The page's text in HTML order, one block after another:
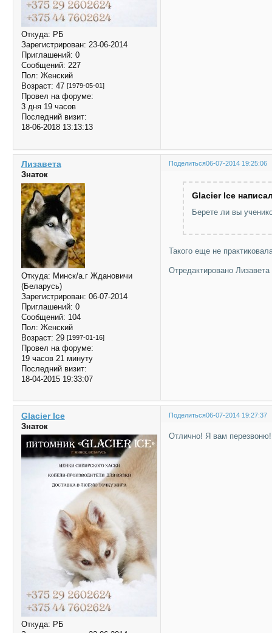
Откуда: РБ
Зарегистрирован: 23-06-2014
Приглашений: 0
Сообщений: 227
Пол: Женский
Возраст: 47 [1979-05-01]
Провел на форуме:
3 дня 19 часов
Последний визит:
18-06-2018 13:13:13
Поделиться06-07-2014 19:25:06
Лизавета
Знаток
Откуда: Минск/а.г Ждановичи
(Беларусь)
Зарегистрирован: 06-07-2014
Приглашений: 0
Сообщений: 104
Пол: Женский
Возраст: 29 [1997-01-16]
Провел на форуме:
19 часов 21 минуту
Последний визит:
18-04-2015 19:33:07
Glacier Ice
Берете ли вы
Такого еще не
Отредактировано
Поделиться06-07-2014 19:27:37
Glacier Ice
Знаток
Откуда: РБ
Отлично! Я вам